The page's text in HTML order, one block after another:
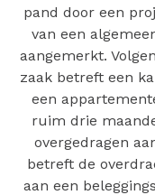
pand door een
van een
aangemerkt.
zaak betreft een
een
ruim drie
overgedragen
betreft de
aan een